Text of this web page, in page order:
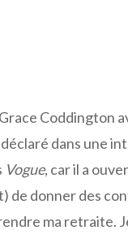
Coddington
déclaré dans une
Vogue, car il a
donner des
ma retraite.